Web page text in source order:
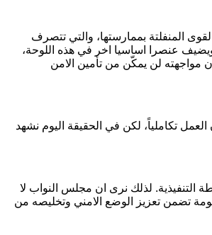
المنفلتة بممارستها، والتي تتصرف
ويضيف عنصرا اساسيا اخر في هذه اللوحة،
مواجهته لن يمكّن من تأمين الامن
تكاملياً، لكن في الحقيقة اليوم نشهد
التنفيذية. لذلك نرى ان مجلس النواب لا
تضمن تعزيز الوضع الامني وتخليصه من